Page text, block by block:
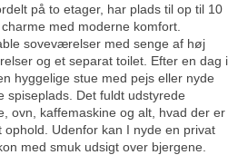
på to etager, har plads til op til 10
med moderne komfort.
soveværelser med senge af høj
og et separat toilet. Efter en dag i
hyggelige stue med pejs eller nyde
spiseplads. Det fuldt udstyrede
ovn, kaffemaskine og alt, hvad der er
Udenfor kan I nyde en privat
med smuk udsigt over bjergene.